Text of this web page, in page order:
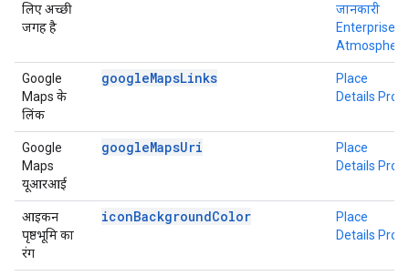
लिए अच्छी
जगह है
जानकारी
Enterprise +
Atmosphere
Google
Maps के
लिंक
googleMapsLinks
Place
Details Pro
Google
Maps
यूआरआई
googleMapsUri
Place
Details Pro
आइकन
पृष्ठभूमि का
रंग
iconBackgroundColor
Place
Details Pro